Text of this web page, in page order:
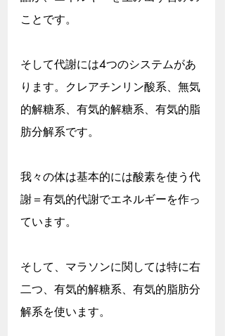
ことです。
そして代謝には4つのシステムがあ
ります。クレアチンリン酸系、無気
的解糖系、有気的解糖系、有気的脂
肪分解系です。
我々の体は基本的には酸素を使う代
謝＝有気的代謝でエネルギーを作っ
ています。
そして、マラソンに関しては特に右
二つ、有気的解糖系、有気的脂肪分
解系を使います。